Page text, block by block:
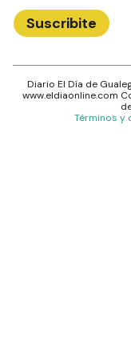
Suscribite
Diario El Día de
www.eldiaonline.com
Términos y